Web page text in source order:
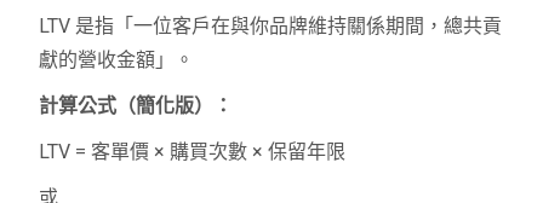
LTV 是指「一位客戶在與你品牌維持關係期間，總共貢
獻的營收金額」。
計算公式（簡化版）：
LTV = 客單價 × 購買次數 × 保留年限
或